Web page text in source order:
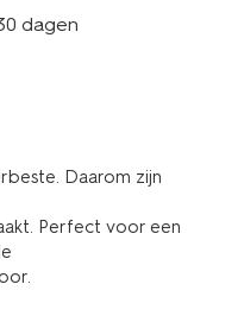
dagen
Daarom zijn
Perfect voor een